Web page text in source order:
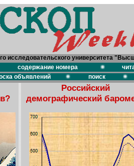
исследовательского университета
содержание номера
объявлений поиск
Российский
демографический